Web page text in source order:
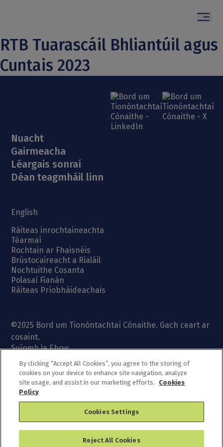
Ionad Réitigh Díospóide
English
Tionóntachtaí a chlárú
Léargais sonraí
Faoi
Cuardach
RTB Tuarascáil Bhliantúil agus
Cuntais 2023
Nuacht
Gairmeacha
Léargais sonraí
Déan teagmháil linn
English
Ráiteas inrochtaineachta
Téarmaí
Rochtain ar Fhaisnéis
Brústocaireacht a Rialáil
Nochtuithe Cosanta
Polasaí Fianán
Ráiteas Príobháideachais
©2025 Bord um Tionóntachtaí Cónaithe. Gach ceart ar
cosaint.
Suíomh le Ebow
By clicking “Accept All Cookies”, you agree to the storing of
cookies on your device to enhance site navigation, analyze
site usage, and assist in our marketing efforts.
Cookies
Policy
Cookies Settings
Reject All Cookies